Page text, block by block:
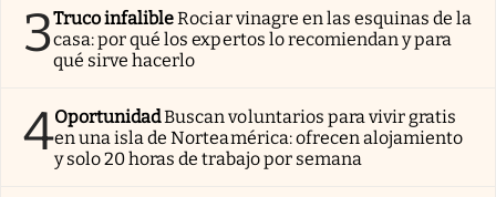
3Truco infalibleRociar vinagre en las esquinas de la
casa: por qué los expertos lo recomiendan y para
qué sirve hacerlo
4OportunidadBuscan voluntarios para vivir gratis
en una isla de Norteamérica: ofrecen alojamiento
y solo 20 horas de trabajo por semana